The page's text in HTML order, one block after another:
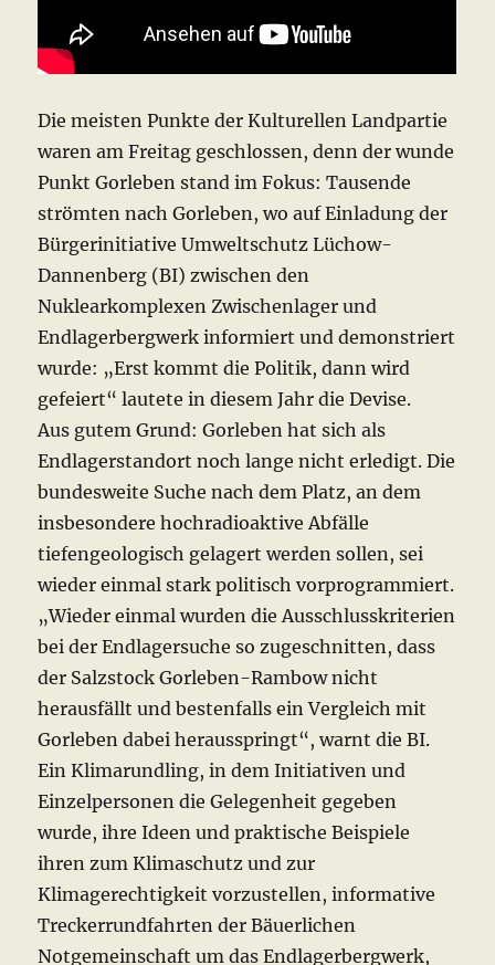
Die meisten Punkte der Kulturellen Landpartie
waren am Freitag geschlossen, denn der wunde
Punkt Gorleben stand im Fokus: Tausende
strömten nach Gorleben, wo auf Einladung der
Bürgerinitiative Umweltschutz Lüchow-
Dannenberg (BI) zwischen den
Nuklearkomplexen Zwischenlager und
Endlagerbergwerk informiert und demonstriert
wurde: „Erst kommt die Politik, dann wird
gefeiert“ lautete in diesem Jahr die Devise.
Aus gutem Grund: Gorleben hat sich als
Endlagerstandort noch lange nicht erledigt. Die
bundesweite Suche nach dem Platz, an dem
insbesondere hochradioaktive Abfälle
tiefengeologisch gelagert werden sollen, sei
wieder einmal stark politisch vorprogrammiert.
„Wieder einmal wurden die Ausschlusskriterien
bei der Endlagersuche so zugeschnitten, dass
der Salzstock Gorleben-Rambow nicht
herausfällt und bestenfalls ein Vergleich mit
Gorleben dabei herausspringt“, warnt die BI.
Ein Klimarundling, in dem Initiativen und
Einzelpersonen die Gelegenheit gegeben
wurde, ihre Ideen und praktische Beispiele
ihren zum Klimaschutz und zur
Klimagerechtigkeit vorzustellen, informative
Treckerrundfahrten der Bäuerlichen
Notgemeinschaft um das Endlagerbergwerk,